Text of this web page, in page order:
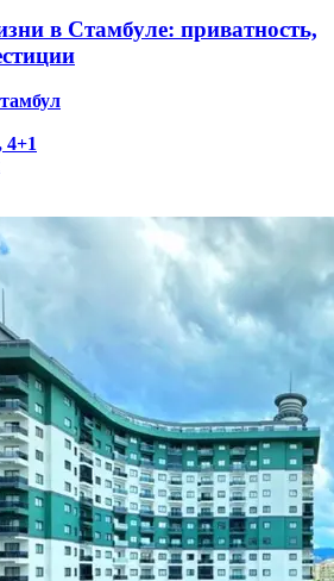
в Стамбуле: приватность,
4+1